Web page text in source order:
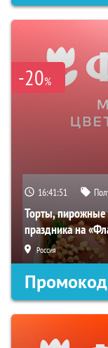
-20%
16:41:51
Торты, пирожные
праздника на
Россия
Промокод